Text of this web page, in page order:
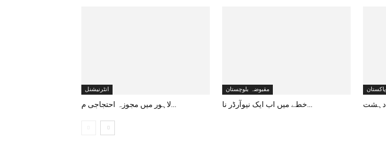
انٹرنیشنل
لاہور میں مجوزہ احتجاجی م...
مقبوضہ بلوچستان
خطے میں اب ایک نیوآرڈر نا...
پاکستان